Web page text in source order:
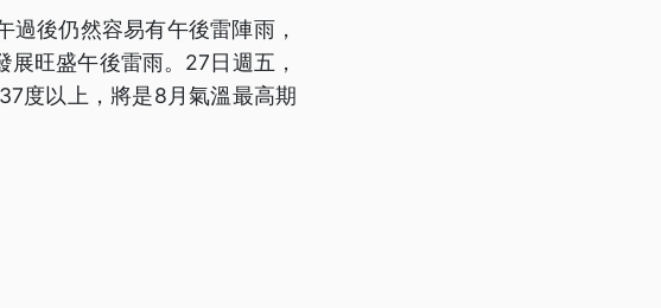
後仍然容易有午後雷陣雨，
旺盛午後雷雨。27日週五，
度以上，將是8月氣溫最高期